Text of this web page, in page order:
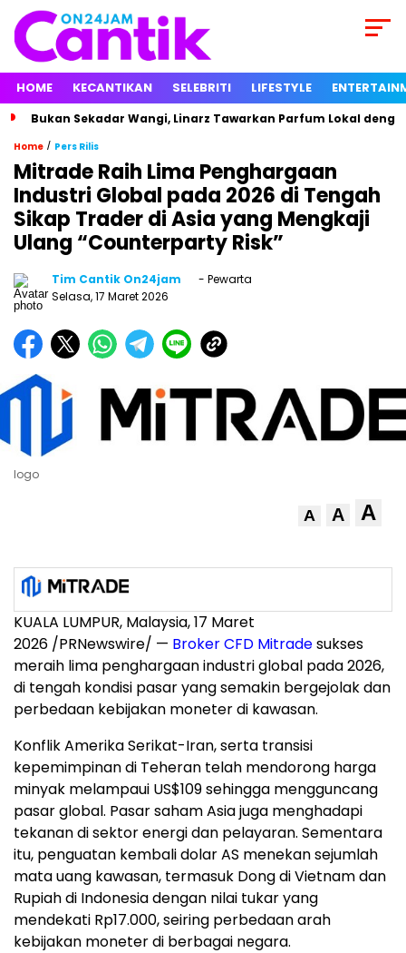
HOME KECANTIKAN SELEBRITI LIFESTYLE
Bukan Sekadar Wangi, Linarz Tawarkan Parfum Lokal
Home / Pers Rilis
Mitrade Raih Lima Penghargaan
Industri Global pada 2026 di Tengah
Sikap Trader di Asia yang Mengkaji
Ulang “Counterparty Risk”
Tim Cantik On24jam
- Pewarta
Selasa, 17 Maret 2026
logo
A A A
KUALA LUMPUR, Malaysia, 17 Maret
2026 /PRNewswire/ — Broker CFD Mitradesukses
meraih lima penghargaan industri global pada 2026,
di tengah kondisi pasar yang semakin bergejolak dan
perbedaan kebijakan moneter di kawasan.
Konflik Amerika Serikat-Iran, serta transisi
kepemimpinan di Teheran telah mendorong harga
minyak melampaui US$109 sehingga mengguncang
pasar global. Pasar saham Asia juga menghadapi
tekanan di sektor energi dan pelayaran. Sementara
itu, penguatan kembali dolar AS menekan sejumlah
mata uang kawasan, termasuk Dong di Vietnam dan
Rupiah di Indonesia dengan nilai tukar yang
mendekati Rp17.000, seiring perbedaan arah
kebijakan moneter di berbagai negara.